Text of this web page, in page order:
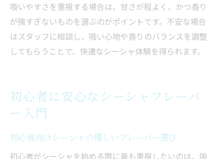
吸いやすさを重視する場合は、甘さが程よく、かつ香り
が強すぎないものを選ぶのがポイントです。不安な場合
はスタッフに相談し、吸い心地や香りのバランスを調整
してもらうことで、快適なシーシャ体験を得られます。
初心者に安心なシーシャフレーバ
ー入門
初心者向けシーシャの優しいフレーバー選び
初心者がシーシャを始める際に最も重視したいのは、吸